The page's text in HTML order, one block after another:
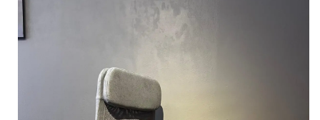
Oturma Grupları
Koltuk Takımları